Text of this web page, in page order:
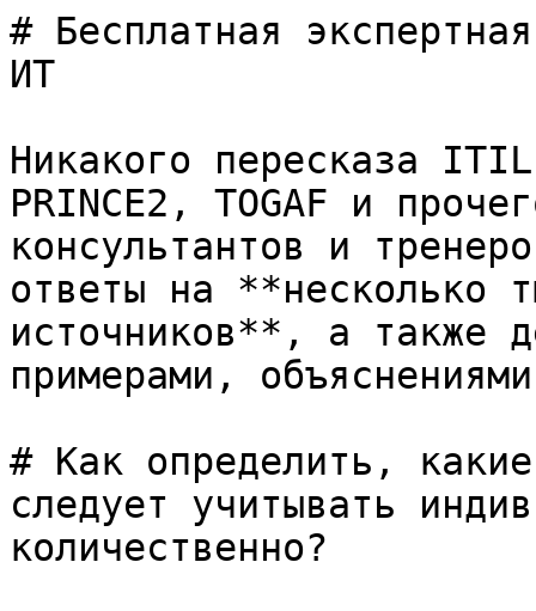
# Бесплатная
ИТ
Никакого пересказа
PRINCE2, TOGAF и
консультантов и
ответы на **несколько
источников**, а также
примерами,
# Как определить,
следует учитывать
количественно?